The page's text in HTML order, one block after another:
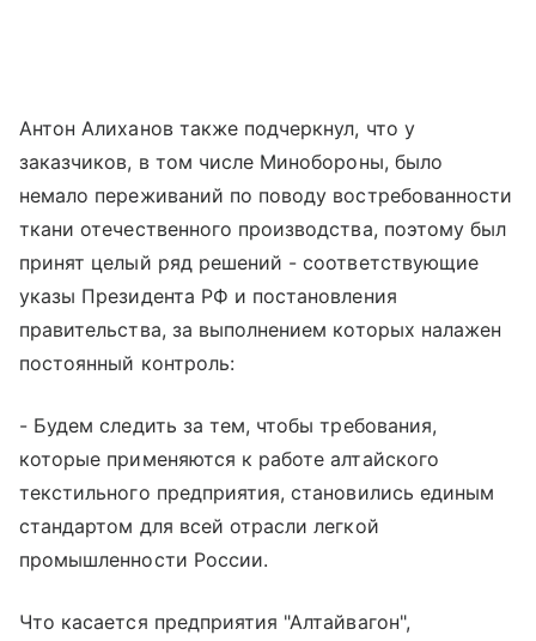
Антон Алиханов также подчеркнул, что у
заказчиков, в том числе Минобороны, было
немало переживаний по поводу востребованности
ткани отечественного производства, поэтому был
принят целый ряд решений - соответствующие
указы Президента РФ и постановления
правительства, за выполнением которых налажен
постоянный контроль:
- Будем следить за тем, чтобы требования,
которые применяются к работе алтайского
текстильного предприятия, становились единым
стандартом для всей отрасли легкой
промышленности России.
Что касается предприятия "Алтайвагон",